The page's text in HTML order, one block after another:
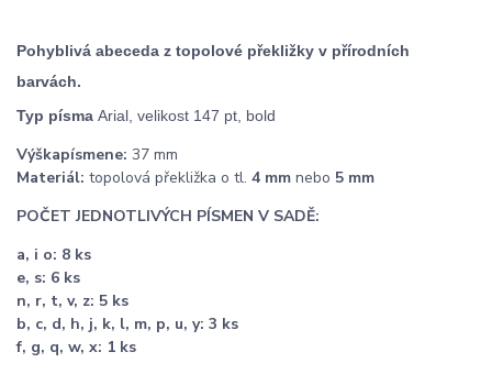
Pohyblivá abeceda z topolové překližky v přírodních
barvách.
Typ písma Arial, velikost 147 pt, bold
Výškapísmene: 37 mm
Materiál: topolová překližka o tl. 4 mm nebo 5 mm
POČET JEDNOTLIVÝCH PÍSMEN V SADĚ:
a, i o: 8 ks
e, s: 6 ks
n, r, t, v, z: 5 ks
b, c, d, h, j, k, l, m, p, u, y: 3 ks
f, g, q, w, x: 1 ks